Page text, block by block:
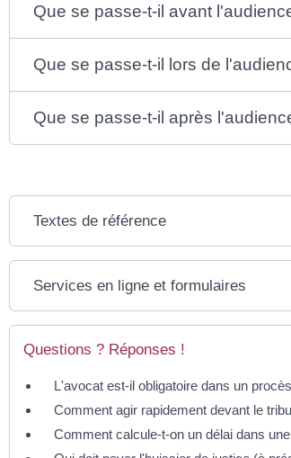
Que se passe-t-il avant
Que se passe-t-il lors de
Que se passe-t-il après
Textes de référence
Services en ligne et formulaires
Questions ? Réponses !
L'avocat est-il obligatoire dans un
Comment agir rapidement devant le
Comment calcule-t-on un délai dans